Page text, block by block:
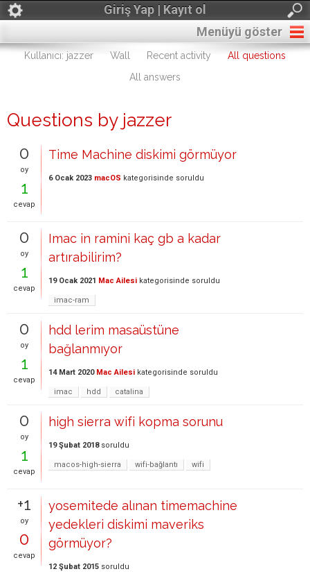
Giriş Yap | Kayıt ol
Menüyü göster
Kullanıcı: jazzer Wall Recent activity
All questions
All answers
Questions by jazzer
0
oy
1
cevap
Time Machine diskimi görmüyor
6 Ocak 2023 macOS kategorisinde soruldu
0
oy
1
cevap
Imac in ramini kaç gb a kadar
artırabilirim?
19 Ocak 2021 Mac Ailesi kategorisinde soruldu
imac-ram
0
oy
1
cevap
hdd lerim masaüstüne
bağlanmıyor
14 Mart 2020 Mac Ailesi kategorisinde soruldu
imac hdd catalina
0
oy
1
cevap
high sierra wifi kopma sorunu
19 Şubat 2018 soruldu
macos-high-sierra wifi-bağlantı wifi
+1
oy
0
cevap
yosemitede alınan timemachine
yedekleri diskimi maveriks
görmüyor?
12 Şubat 2015 soruldu